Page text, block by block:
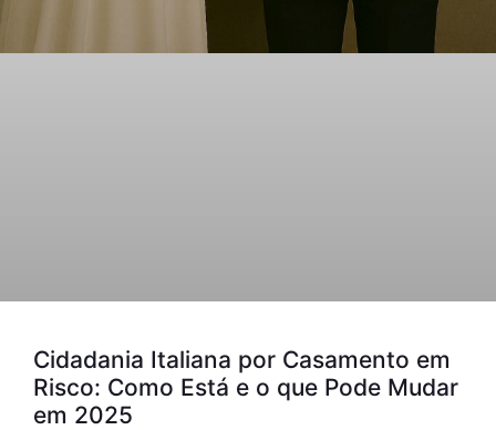
Cidadania Italiana por Casamento em
Risco: Como Está e o que Pode Mudar
em 2025